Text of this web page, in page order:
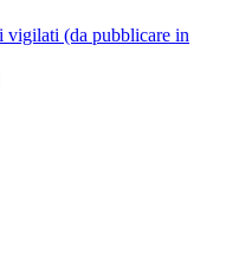
vigilati (da pubblicare in